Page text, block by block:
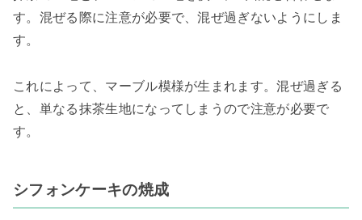
す。混ぜる際に注意が必要で、混ぜ過ぎないようにしま
す。
これによって、マーブル模様が生まれます。混ぜ過ぎる
と、単なる抹茶生地になってしまうので注意が必要で
す。
シフォンケーキの焼成